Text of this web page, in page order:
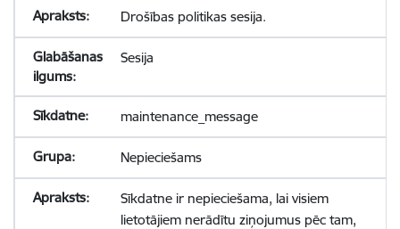
Drošības politikas sesija.
Sesija
maintenance_message
Nepieciešams
Sīkdatne ir nepieciešama, lai visiem
lietotājiem nerādītu ziņojumus pēc tam,